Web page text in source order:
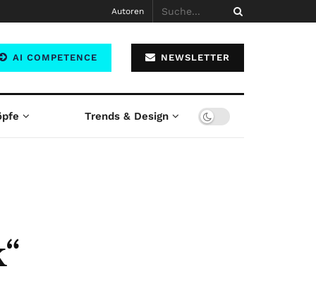
Autoren
AI COMPETENCE NEWSLETTER
Trends & Design